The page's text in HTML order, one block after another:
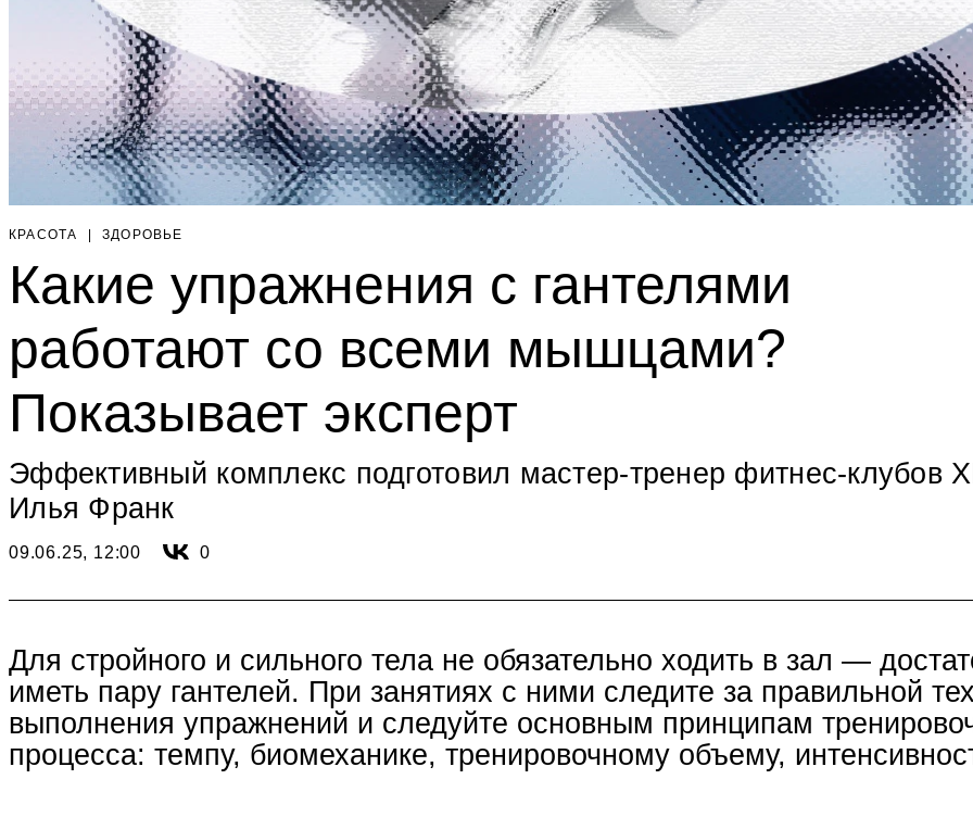
КРАСОТА | ЗДОРОВЬЕ
Какие упражнения с гантелями
работают со всеми мышцами?
Показывает эксперт
Эффективный комплекс подготовил мастер-тренер фитнес-клубов
Илья Франк
09.06.25, 12:00 0
Для стройного и сильного тела не обязательно ходить в зал —
иметь пару гантелей. При занятиях с ними следите за правильной
выполнения упражнений и следуйте основным принципам
процесса: темпу, биомеханике, тренировочному объему,